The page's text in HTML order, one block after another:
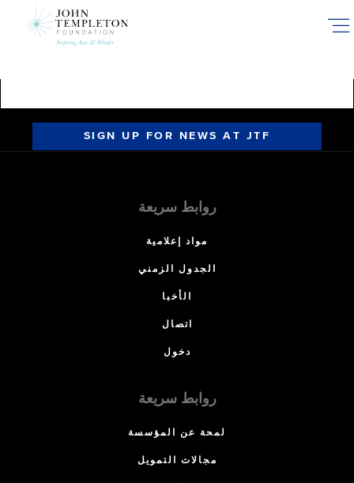
SIGN UP FOR NEWS AT JTF
روابط سريعة
مواد إعلامية
الجدول الزمني
الأخبا
اتصال
دخول
روابط سريعة
لمحة عن المؤسسة
مجالات التمويل